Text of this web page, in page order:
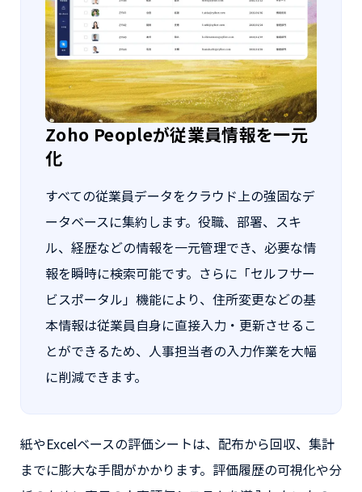
Zoho Peopleが従業員情報を一元
化
すべての従業員データをクラウド上の強固なデ
ータベースに集約します。役職、部署、スキ
ル、経歴などの情報を一元管理でき、必要な情
報を瞬時に検索可能です。さらに「セルフサー
ビスポータル」機能により、住所変更などの基
本情報は従業員自身に直接入力・更新させるこ
とができるため、人事担当者の入力作業を大幅
に削減できます。
紙やExcelベースの評価シートは、配布から回収、集計
までに膨大な手間がかかります。評価履歴の可視化や分